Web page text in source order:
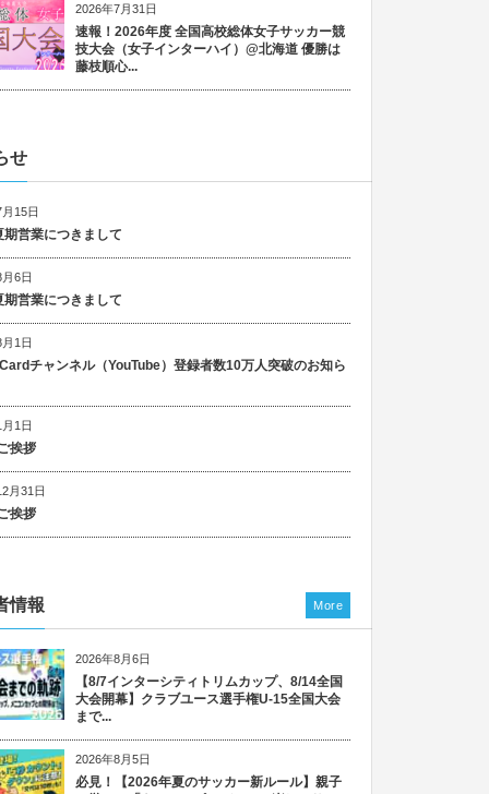
2026年7月31日
速報！2026年度 全国高校総体女子サッカー競
技大会（女子インターハイ）@北海道 優勝は
藤枝順心...
せ
15日
期営業につきまして
6日
期営業につきまして
1日
チャンネル（YouTube）登録者数10万人突破のお知ら
1日
挨拶
月31日
挨拶
情報
2026年8月6日
【8/7インターシティトリムカップ、8/14全国
大会開幕】クラブユース選手権U-15全国大会
まで...
2026年8月5日
必見！【2026年夏のサッカー新ルール】親子
More